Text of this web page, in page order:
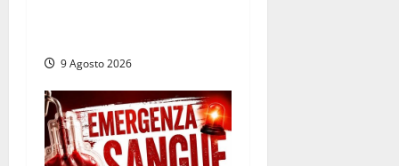
9 Agosto 2026